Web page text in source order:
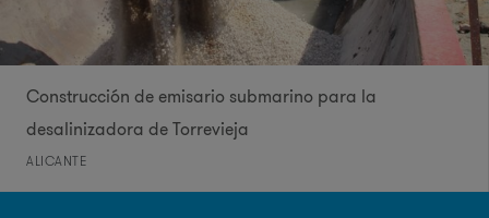
Construcción de emisario submarino para la
desalinizadora de Torrevieja
ALICANTE